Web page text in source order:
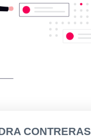
CONTRERAS